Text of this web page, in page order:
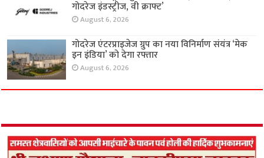
गोदरेज इंडस्ट्रीज, वी क्राफ्ट’
August 6, 2026
गोदरेज एंटरप्राइजेज ग्रुप का नया विनिर्माण संयंत्र ‘मेक
इन इंडिया’ को देगा रफ्तार
August 6, 2026